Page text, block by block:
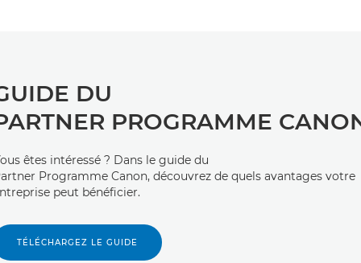
DU
PROGRAMME
êtes intéressé ? Dans le guide du
Programme Canon, découvrez de quels avantages votre
peut bénéficier.
TÉLÉCHARGEZ LE GUIDE